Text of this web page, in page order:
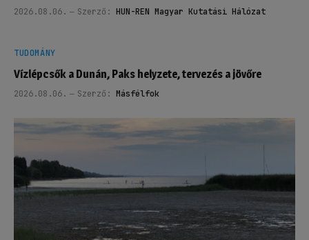
2026.08.06. Szerző: HUN-REN Magyar Kutatási Hálózat
TUDOMÁNY
Vízlépcsők a Dunán, Paks helyzete, tervezés a jövőre
2026.08.06. Szerző: Másfélfok